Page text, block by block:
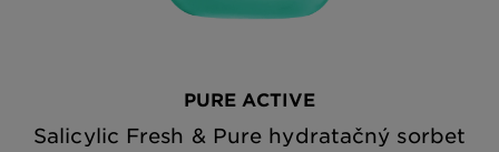
PURE ACTIVE
Salicylic Fresh & Pure hydratačný sorbet